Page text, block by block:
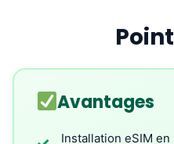
Avantages
Installation eSIM